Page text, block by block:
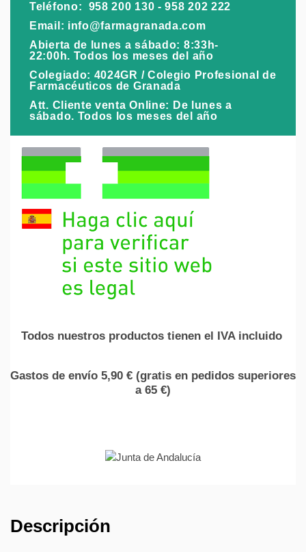
Teléfono: 958 200 130 - 958 202 222
Email: info@farmagranada.com
Abierta de lunes a sábado: 8:33h-
22:00h. Todos los meses del año
Colegiado: 4024GR / Colegio Profesional de
Farmacéuticos de Granada
Att. Cliente venta Online: De lunes a
sábado. Todos los meses del año
Todos nuestros productos tienen el IVA incluido
Gastos de envío 5,90 € (gratis en pedidos superiores
a 65 €)
Descripción